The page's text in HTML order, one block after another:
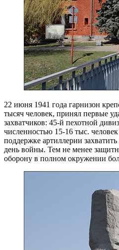
22 июня 1941 года гарнизон
тысяч человек, принял первые
захватчиков: 45-й пехотной
численностью 15-16 тыс.
поддержке артиллерии
день войны. Тем не менее
оборону в полном окружении